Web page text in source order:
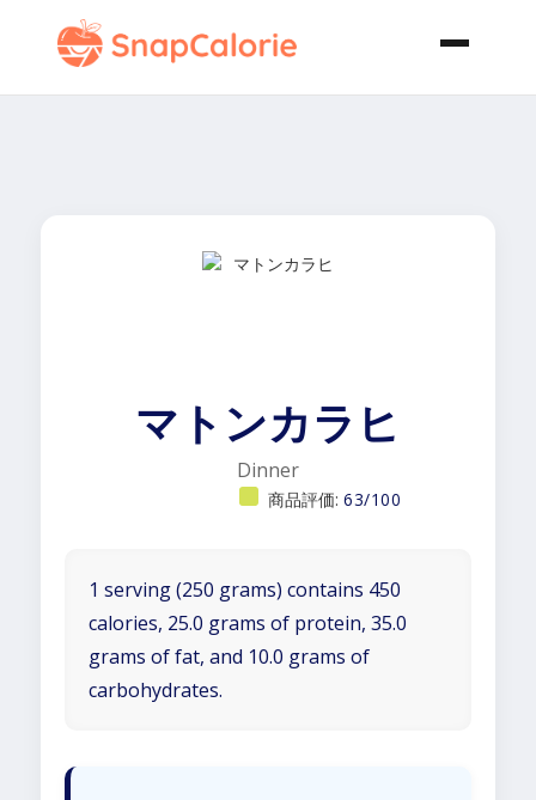
マトンカラヒ
Dinner
商品評価: 63/100
1 serving (250 grams) contains 450
calories, 25.0 grams of protein, 35.0
grams of fat, and 10.0 grams of
carbohydrates.